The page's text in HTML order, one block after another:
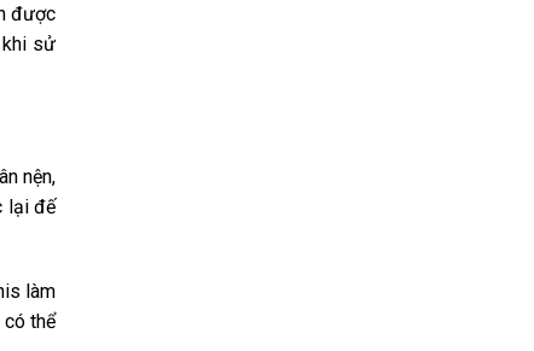
được
khi sử
nện,
lại đế
làm
thể